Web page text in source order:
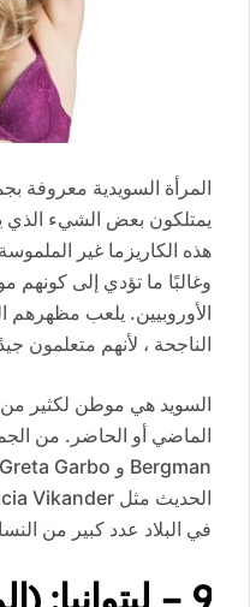
المرأة السويدية معروفة
يمتلكون بعض الشيء الذي
هذه الكاريزما غير
وغالبًا ما تؤدي إلى كونهم
الأوروبيين. يلعب مظهرهم
الناجحة ، لأنهم متعلمون
السويد هي موطن لكثير من
في البلاد عدد كبير من